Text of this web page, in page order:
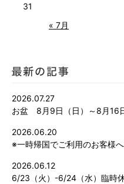
« 7月
31
2026.07.27
お盆 8月9日（日）～8月16
2026.06.20
※一時帰国でご利用のお客様
2026.06.12
6/23（火）-6/24（水）臨時